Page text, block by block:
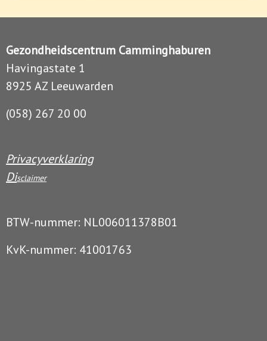
Gezondheidscentrum Camminghaburen
Havingastate 1
8925 AZ Leeuwarden
(058) 267 20 00
Privacyverklaring
Disclaimer
BTW-nummer: NL006011378B01
KvK-nummer: 41001763